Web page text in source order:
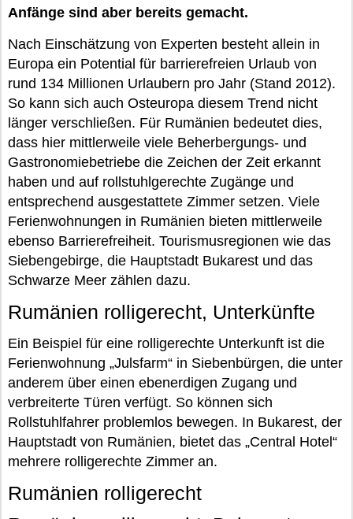
Anfänge sind aber bereits gemacht.
Nach Einschätzung von Experten besteht allein in
Europa ein Potential für barrierefreien Urlaub von
rund 134 Millionen Urlaubern pro Jahr (Stand 2012).
So kann sich auch Osteuropa diesem Trend nicht
länger verschließen. Für Rumänien bedeutet dies,
dass hier mittlerweile viele Beherbergungs- und
Gastronomiebetriebe die Zeichen der Zeit erkannt
haben und auf rollstuhlgerechte Zugänge und
entsprechend ausgestattete Zimmer setzen. Viele
Ferienwohnungen in Rumänien bieten mittlerweile
ebenso Barrierefreiheit. Tourismusregionen wie das
Siebengebirge, die Hauptstadt Bukarest und das
Schwarze Meer zählen dazu.
Rumänien rolligerecht, Unterkünfte
Ein Beispiel für eine rolligerechte Unterkunft ist die
Ferienwohnung „Julsfarm“ in Siebenbürgen, die unter
anderem über einen ebenerdigen Zugang und
verbreiterte Türen verfügt. So können sich
Rollstuhlfahrer problemlos bewegen. In Bukarest, der
Hauptstadt von Rumänien, bietet das „Central Hotel“
mehrere rolligerechte Zimmer an.
Rumänien rolligerecht